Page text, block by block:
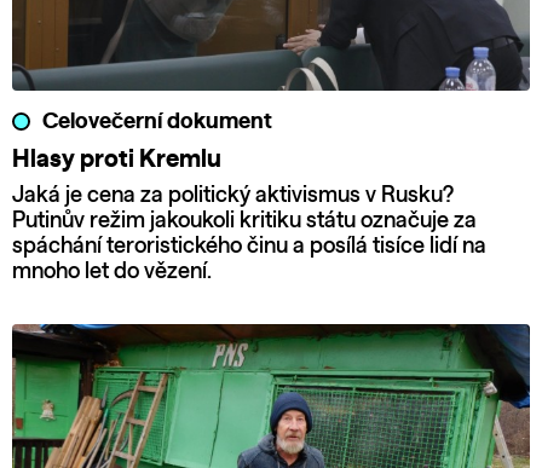
Celovečerní dokument
Hlasy proti Kremlu
Jaká je cena za politický aktivismus v Rusku?
Putinův režim jakoukoli kritiku státu označuje za
spáchání teroristického činu a posílá tisíce lidí na
mnoho let do vězení.